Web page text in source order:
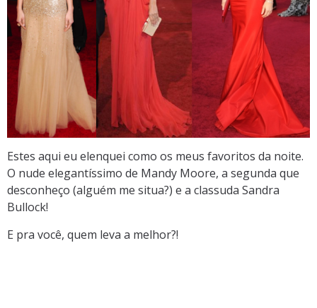
Estes aqui eu elenquei como os meus favoritos da noite.
O nude elegantíssimo de Mandy Moore, a segunda que
desconheço (alguém me situa?) e a classuda Sandra
Bullock!
E pra você, quem leva a melhor?!